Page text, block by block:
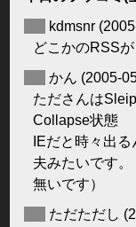
kdmsnr
どこかのRSS
かん (2005-
たださんは
Collapse状態
IEだと時々出
夫みたいです
無いです）
ただただし